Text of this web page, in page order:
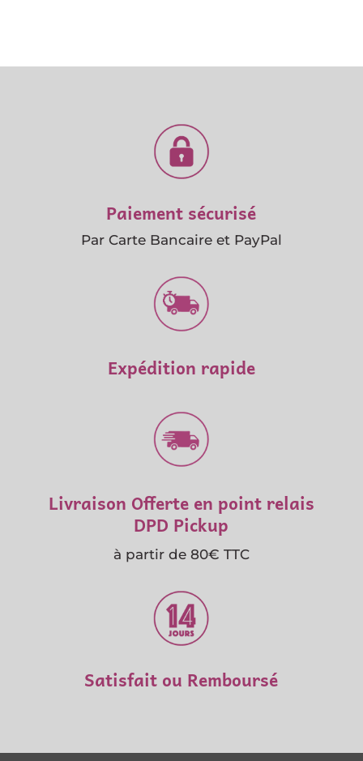
Paiement sécurisé
Par Carte Bancaire et PayPal
Expédition rapide
Livraison Offerte en point relais
DPD Pickup
à partir de 80€ TTC
Satisfait ou Remboursé